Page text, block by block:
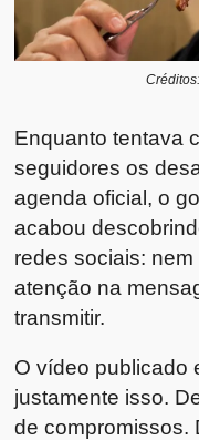
Créditos:
Enquanto tentava
seguidores os
agenda oficial, o
acabou
redes sociais:
atenção na
transmitir.
O vídeo publicado
justamente isso.
de compromissos.